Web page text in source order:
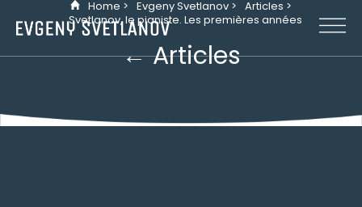
Panneau de gestion des cookies
Home > Evgeny Svetlanov > Articles >
Svetlanov, le pianiste. Les premières années
← Articles